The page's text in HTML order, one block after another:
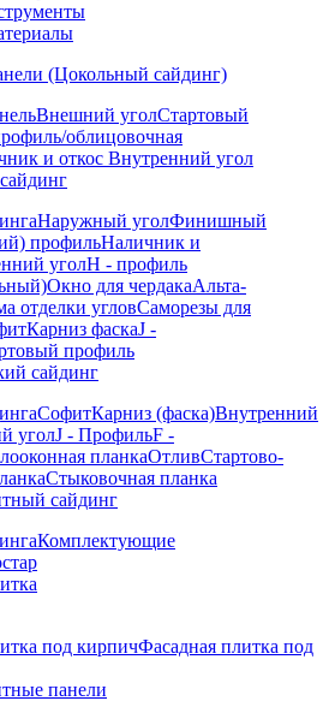
(Цокольный сайдинг)
Внешний уголСтартовый
облицовочная
и откос Внутренний угол
Наружный уголФинишный
профильНаличник и
уголH - профиль
Окно для чердакаАльта-
отделки угловСаморезы для
Карниз фаскаJ -
профиль
сайдинг
СофитКарниз (фаска)Внутренний
уголJ - ПрофильF -
планкаОтливСтартово-
Стыковочная планка
сайдинг
Комплектующие
под кирпичФасадная плитка под
панели